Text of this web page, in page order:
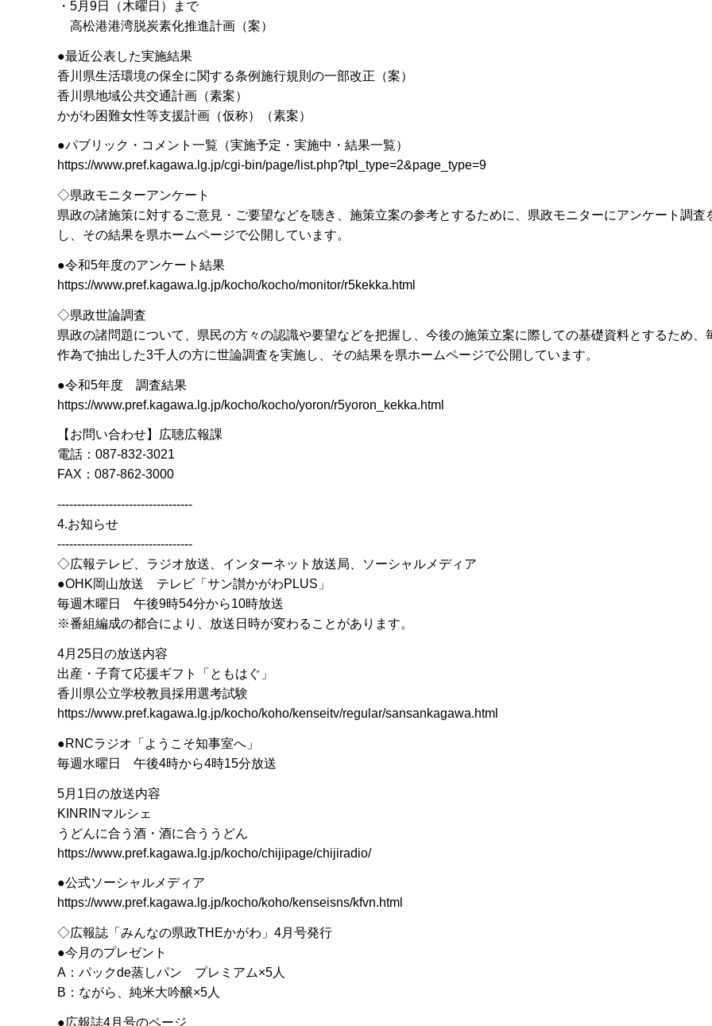
・5月9日（木曜日）まで
高松港港湾脱炭素化推進計画（案）
●最近公表した実施結果
香川県生活環境の保全に関する条例施行規則の一部改正（案）
香川県地域公共交通計画（素案）
かがわ困難女性等支援計画（仮称）（素案）
●パブリック・コメント一覧（実施予定・実施中・結果一覧）
https://www.pref.kagawa.lg.jp/cgi-bin/page/list.php?tpl_type=2&page_type=9
◇県政モニターアンケート
県政の諸施策に対するご意見・ご要望などを聴き、施策立案の参考とするために、県政モニターにアンケート調査
し、その結果を県ホームページで公開しています。
●令和5年度のアンケート結果
https://www.pref.kagawa.lg.jp/kocho/kocho/monitor/r5kekka.html
◇県政世論調査
県政の諸問題について、県民の方々の認識や要望などを把握し、今後の施策立案に際しての基礎資料とするため、
作為で抽出した3千人の方に世論調査を実施し、その結果を県ホームページで公開しています。
●令和5年度 調査結果
https://www.pref.kagawa.lg.jp/kocho/kocho/yoron/r5yoron_kekka.html
【お問い合わせ】広聴広報課
電話：087-832-3021
FAX：087-862-3000
----------------------------------
4.お知らせ
----------------------------------
◇広報テレビ、ラジオ放送、インターネット放送局、ソーシャルメディア
●OHK岡山放送 テレビ「サン讃かがわPLUS」
毎週木曜日 午後9時54分から10時放送
※番組編成の都合により、放送日時が変わることがあります。
4月25日の放送内容
出産・子育て応援ギフト「ともはぐ」
香川県公立学校教員採用選考試験
https://www.pref.kagawa.lg.jp/kocho/koho/kenseitv/regular/sansankagawa.html
●RNCラジオ「ようこそ知事室へ」
毎週水曜日 午後4時から4時15分放送
5月1日の放送内容
KINRINマルシェ
うどんに合う酒・酒に合ううどん
https://www.pref.kagawa.lg.jp/kocho/chijipage/chijiradio/
●公式ソーシャルメディア
https://www.pref.kagawa.lg.jp/kocho/koho/kenseisns/kfvn.html
◇広報誌「みんなの県政THEかがわ」4月号発行
●今月のプレゼント
A：パックde蒸しパン プレミアム×5人
B：ながら、純米大吟醸×5人
●広報誌4月号のページ